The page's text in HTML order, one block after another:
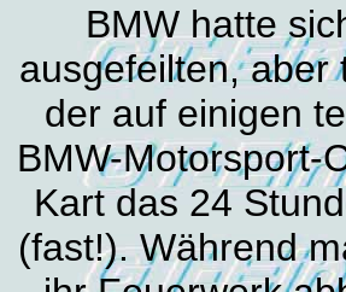
BMW hatte
ausgefeilten, aber
der auf einigen
BMW-Motorsport-
Kart das 24
(fast!). Während